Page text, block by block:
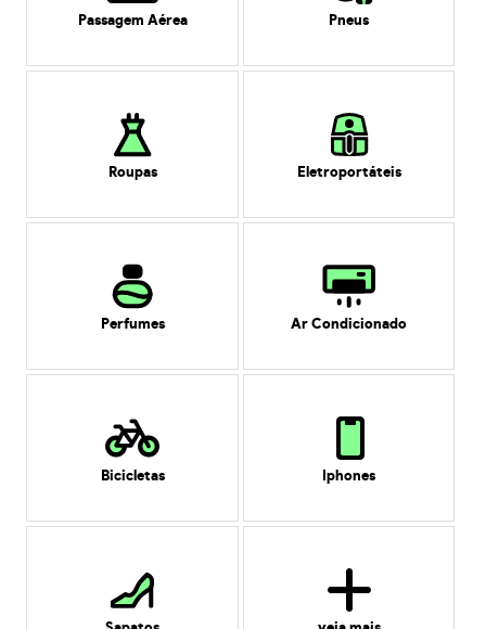
Passagem Aérea Pneus
Roupas Eletroportáteis
Perfumes Ar Condicionado
Bicicletas Iphones